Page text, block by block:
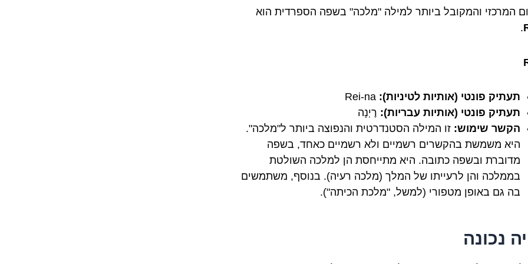
המרכזי והמקובל ביותר למילה "מלכה" בשפה הספרדית הוא
.
תעתיק פונטי (אותיות לטיניות): Rei-na
תעתיק פונטי (אותיות עבריות): רֶיְנָה
הקשר שימוש: זו המילה הסטנדרטית והנפוצה ביותר ל"מלכה".
היא משמשת בהקשרים רשמיים ולא רשמיים כאחד, בשפה
מדוברת ובשפה כתובה. היא מתייחסת הן למלכה השולטת
בממלכה והן לרעייתו של המלך (מלכה רעיה). בנוסף, משתמשים
בה גם באופן מטפורי (למשל, "מלכת הכיתה").
נכונה